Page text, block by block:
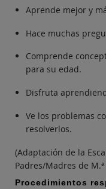
Aprende mejor y
Hace muchas
Comprende
para su edad.
Disfruta
Ve los problemas
resolverlos.
(Adaptación de la
Padres/Madres de
Procedimientos